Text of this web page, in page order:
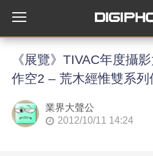
《展覽》TIVAC年度攝
作空2 – 荒木經惟雙系列
業界大聲公
2012/10/11 14:24